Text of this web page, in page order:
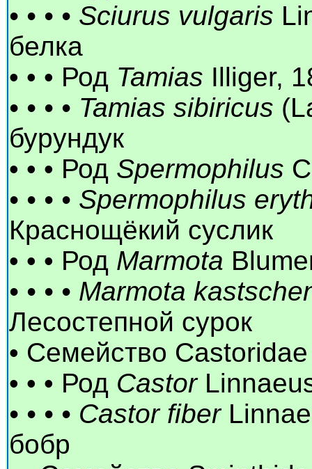
• • • • Sciurus vulgaris
белка
• • • Род Tamias Illiger,
• • • • Tamias sibiricus
бурундук
• • • Род Spermophilus
• • • • Spermophilus
Краснощёкий суслик
• • • Род Marmota
• • • • Marmota
Лесостепной сурок
• Семейство
• • • Род Castor
• • • • Castor fiber
бобр